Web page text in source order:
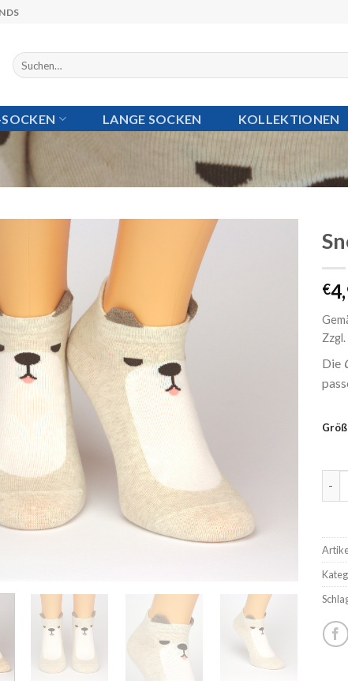
Suchen
nach:
LANGE SOCKEN KOLLEKTIONEN
€
Zzgl.
Die